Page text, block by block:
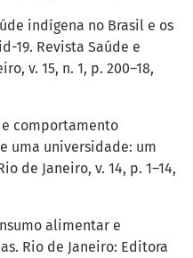
indígena no Brasil e os
19. Revista Saúde e
v. 15, n. 1, p. 200–18,
e comportamento
uma universidade: um
de Janeiro, v. 14, p. 1–14,
alimentar e
Rio de Janeiro: Editora